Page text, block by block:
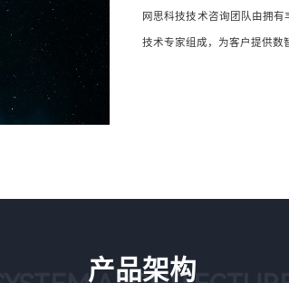
网思科技技术咨询团队由拥
技术专家组成，为客户提供数
产品架构